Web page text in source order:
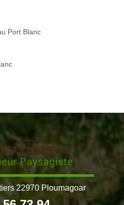
Port Blanc
22970 Ploumagoar